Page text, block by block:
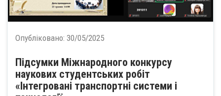
Опубліковано: 30/05/2025
Підсумки Міжнародного конкурсу
наукових студентських робіт
«Інтегровані транспортні системи і